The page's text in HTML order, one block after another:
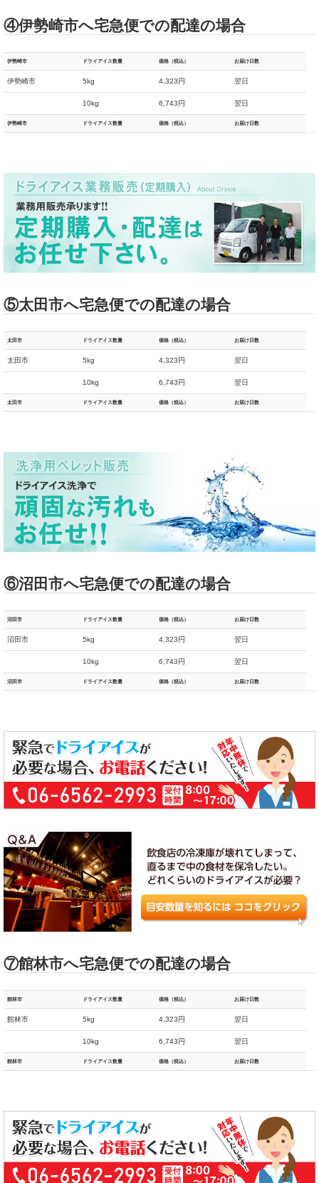
④伊勢崎市へ宅急便での配達の場合
伊勢崎市 ドライアイス数量 価格（税込） お届け日数
伊勢崎市 5kg 4,323円 翌日
10kg 6,743円 翌日
伊勢崎市 ドライアイス数量 価格（税込） お届け日数
⑤太田市へ宅急便での配達の場合
太田市 ドライアイス数量 価格（税込） お届け日数
太田市 5kg 4,323円 翌日
10kg 6,743円 翌日
太田市 ドライアイス数量 価格（税込） お届け日数
⑥沼田市へ宅急便での配達の場合
沼田市 ドライアイス数量 価格（税込） お届け日数
沼田市 5kg 4,323円 翌日
10kg 6,743円 翌日
沼田市 ドライアイス数量 価格（税込） お届け日数
⑦館林市へ宅急便での配達の場合
館林市 ドライアイス数量 価格（税込） お届け日数
館林市 5kg 4,323円 翌日
10kg 6,743円 翌日
館林市 ドライアイス数量 価格（税込） お届け日数